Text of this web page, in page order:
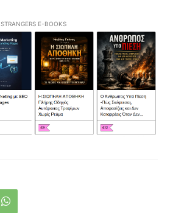
STRANGERS E-BOOKS